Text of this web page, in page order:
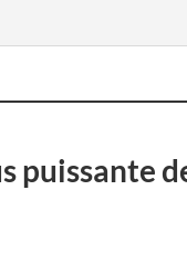
puissante